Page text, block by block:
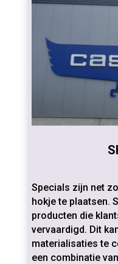
Specials zijn net
hokje te plaatsen.
producten die
vervaardigd. Dit
materialisaties te
een combinatie